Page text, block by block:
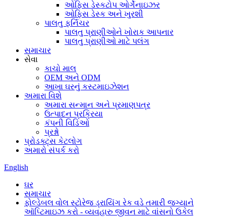
ઓફિસ ડેસ્કટોપ ઓર્ગેનાઇઝર
ઓફિસ ડેસ્ક અને ખુરશી
પાલતુ ફર્નિચર
પાલતુ પ્રાણીઓને ખોરાક આપનાર
પાલતુ પ્રાણીઓ માટે પલંગ
સમાચાર
સેવા
કાચો માલ
OEM અને ODM
આખા ઘરનું કસ્ટમાઇઝેશન
અમારા વિશે
અમારા સન્માન અને પ્રમાણપત્ર
ઉત્પાદન પ્રક્રિયા
કંપની વિડિઓ
પ્રશ્નો
પ્રોડક્ટ્સ કેટલોગ
અમારો સંપર્ક કરો
English
ઘર
સમાચાર
ફોલ્ડેબલ વોલ સ્ટોરેજ ડ્રાયિંગ રેક વડે તમારી જગ્યાને
ઑપ્ટિમાઇઝ કરો - વ્યવહારુ જીવન માટે વાંસનો ઉકેલ